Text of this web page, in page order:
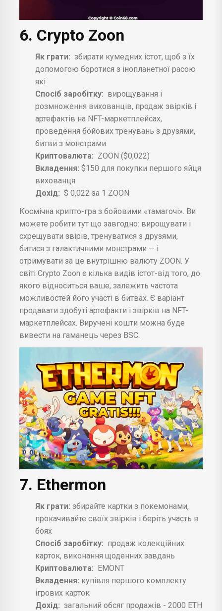
6. Crypto Zoon
Як грати: збирати кумедних істот, щоб з їх
допомогою боротися з інопланетної расою
які
Спосіб заробітку: вирощування і
розмноження вихованців, продаж звірків і
артефактів на NFT-маркетплейсах,
проведення бойових тренувань з друзями,
битви з монстрами
Криптовалюта: ZOON ($0,022)
Вкладення: $150 для покупки першого яйця
вихованця
Дохід: $ 0,022 за 1 ZOON
Космічна крипто-гра з бойовими «тамагочі». Ви
можете робити тут що завгодно: вирощувати і
схрещувати звірів, тренуватися з друзями,
битися з галактичними монстрами — і
отримувати за це внутрішню валюту ZOON. У
світі Crypto Zoon є кілька видів істот-від того, до
якого відноситься ваше, залежить частота
можливостей його участі в битвах. Є варіант
продавати здобуті артефакти і звірків на NFT-
маркетплейсах. Виручені кошти можна буде
вивести на гаманець через BSC.
7. Ethermon
Як грати: збирайте картки з покемонами,
прокачивайте своїх звірків і беріть участь в
боях
Спосіб заробітку: продаж колекційних
карток, виконання щоденних завдань
Криптовалюта: EMONT
Вкладення: купівля першого комплекту
ігрових карток
Дохід: загальний обсяг продажів - 2000 ЕТН